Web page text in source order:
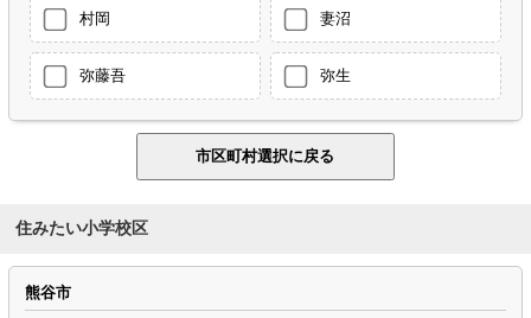
村岡 妻沼
弥藤吾 弥生
住みたい小学校区
熊谷市